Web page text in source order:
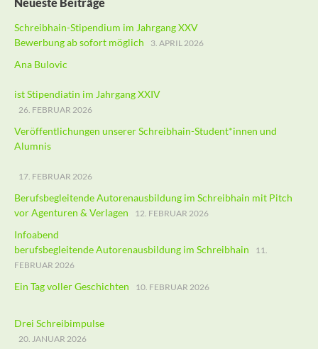
Schreibhain-Stipendium im Jahrgang XXV
Bewerbung ab sofort möglich
3. APRIL 2026
Ana Bulovic
ist Stipendiatin im Jahrgang XXIV
26. FEBRUAR 2026
Veröffentlichungen unserer Schreibhain-Student*innen und
Alumnis
17. FEBRUAR 2026
Berufsbegleitende Autorenausbildung im Schreibhain mit Pitch
vor Agenturen & Verlagen
12. FEBRUAR 2026
Infoabend
berufsbegleitende Autorenausbildung im Schreibhain
11.
FEBRUAR 2026
Ein Tag voller Geschichten 10. FEBRUAR 2026
Drei Schreibimpulse
20. JANUAR 2026